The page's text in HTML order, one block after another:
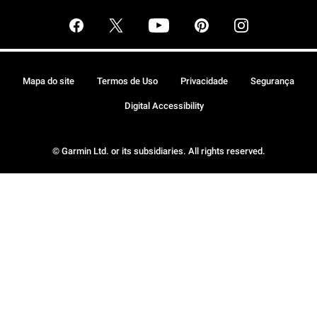
© Garmin Ltd. or its subsidiaries. All rights reserved.
Mapa do site Termos de Uso Privacidade Segurança
Digital Accessibility